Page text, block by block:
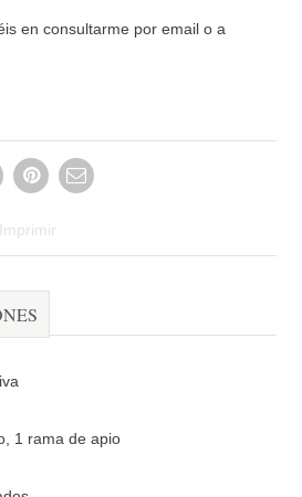
en consultarme por email o a
Imprimir
1 rama de apio